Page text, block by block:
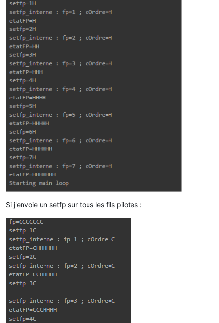
Si j'envoie un setfp sur tous les fils pilotes :